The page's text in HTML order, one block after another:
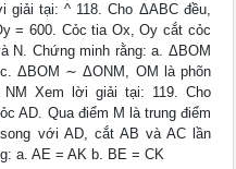
tại: ^ 118. Cho ΔABC đều,
= 600. Cỏc tia Ox, Oy cắt cỏc
N. Chứng minh rằng: a. ΔBOM
ΔBOM ∼ ΔONM, OM là phõn
Xem lời giải tại: 119. Cho
AD. Qua điểm M là trung điểm
với AD, cắt AB và AC lần
a. AE = AK b. BE = CK